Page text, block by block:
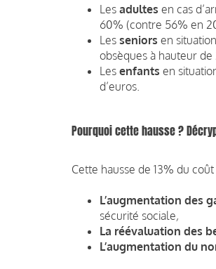
Les adultes en cas
60% (contre 56% en
Les seniors en
obsèques à hauteur
Les enfants en
d’euros.
Pourquoi cette hausse ?
Cette hausse de 13% du
L’augmentation des
sécurité sociale,
La réévaluation des
L’augmentation du